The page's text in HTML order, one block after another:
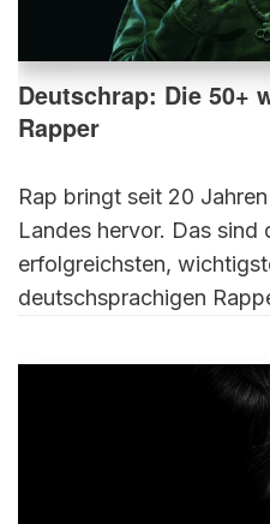
Deutschrap: Die 50+
Rapper
Rap bringt seit 20
Landes hervor. Das sind
erfolgreichsten,
deutschsprachigen